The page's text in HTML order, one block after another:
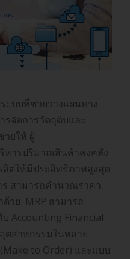
ระบบที่ช่วยวางแผนทาง
รจัดการวัตถุดิบและ
วยให้ ผู้
หารปริมาณสินค้าคงคลัง
ลิตให้มีประสิทธิภาพสูงสุด
สามารถคำนวณราคา
วย MRP สามารถ
Accounting Financial
ตสาหกรรมในหลาย
to Order) และแบบ